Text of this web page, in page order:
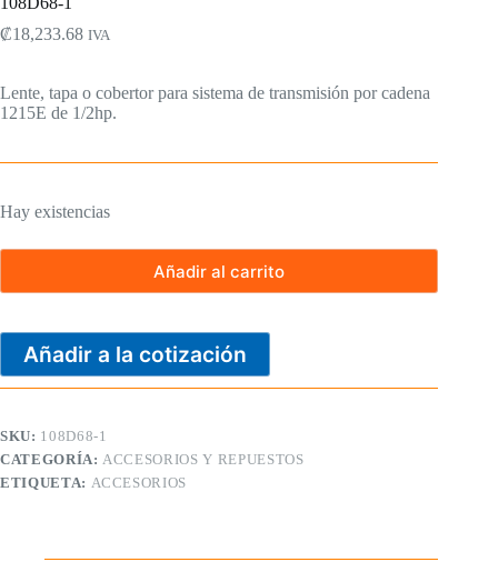
₡18,233.68 IVA
Lente, tapa o cobertor para sistema de transmisión por cadena
1215E de 1/2hp.
Hay existencias
Añadir al carrito
Añadir a la cotización
SKU: 108D68-1
CATEGORÍA:ACCESORIOS Y REPUESTOS
ETIQUETA: ACCESORIOS